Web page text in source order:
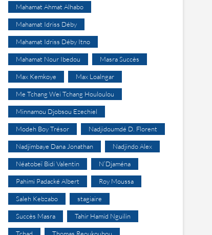
Mahamat Ahmat Alhabo
Mahamat Idriss Déby
Mahamat Idriss Déby Itno
Mahamat Nour Ibedou Masra Succès
Max Kemkoye Max Loalngar
Me Tchang Wei Tchang Houloulou
Minnamou Djobsou Ezechiel
Modeh Boy Trésor Nadjidoumdé D. Florent
Nadjimbaye Dana Jonathan Nadjindo Alex
Néatobeï Bidi Valentin N’Djaména
Pahimi Padacké Albert Roy Moussa
Saleh Kebzabo stagiaire
Succès Masra Tahir Hamid Nguilin